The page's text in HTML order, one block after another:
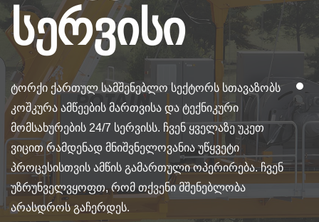
Სერვისი
ტორქი ქართულ სამშენებლო სექტორს სთავაზობს
კოშკურა ამწეების მართვისა და ტექნიკური
მომსახურების 24/7 სერვისს. ჩვენ ყველაზე უკეთ
ვიცით რამდენად მნიშვნელოვანია უწყვეტი
პროცესისთვის ამწის გამართული ოპერირება. ჩვენ
უზრუნველვყოფთ, რომ თქვენი მშენებლობა
არასდროს გაჩერდეს.